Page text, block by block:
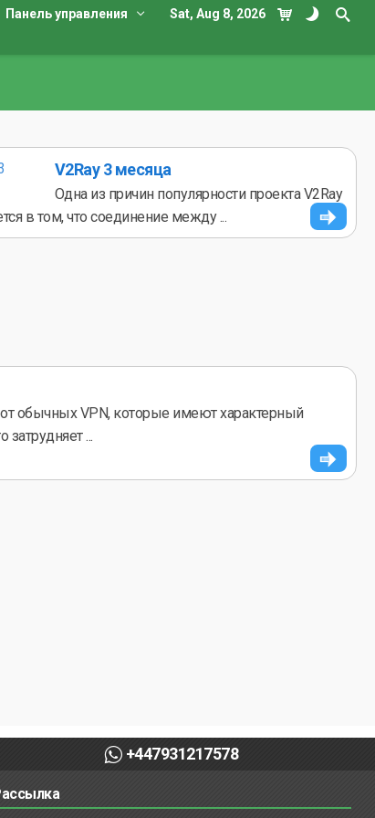
Панель управления
Sat, Aug 8, 2026
V2Ray 3 месяца
Одна из причин популярности проекта V2Ray
в том, что соединение между ...
обычных VPN, которые имеют характерный
...
+447931217578